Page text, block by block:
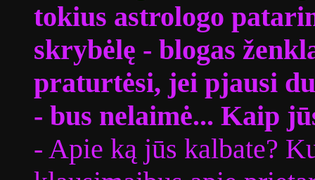
tokius astrologo
skrybėlę - blogas
praturtėsi, jei pjausi
- bus nelaimė... Kaip
- Apie ką jūs kalbate?